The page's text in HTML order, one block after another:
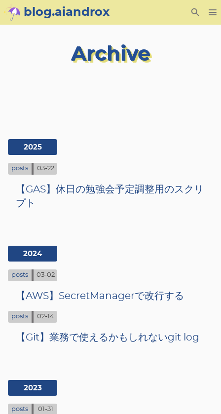
blog.aiandrox
Archive
2025
posts 03-22
【GAS】休日の勉強会予定調整用のスクリ
プト
2024
posts 03-02
【AWS】SecretManagerで改行する
posts 02-14
【Git】業務で使えるかもしれないgit log
2023
posts 01-31